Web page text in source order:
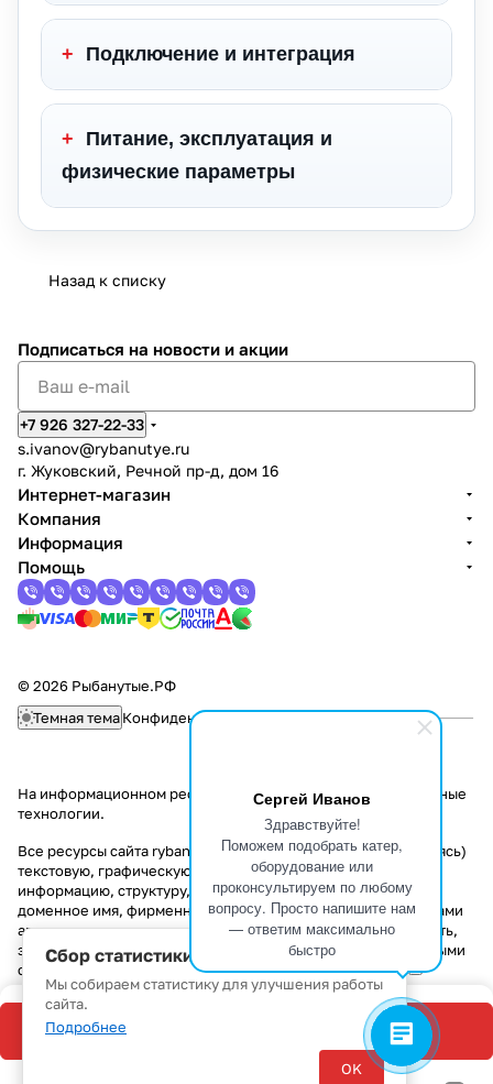
Сергей Иванов
Здравствуйте!
Поможем подобрать катер,
оборудование или
проконсультируем по любому
вопросу. Просто напишите нам
— ответим максимально
быстро
+ Подключение и интеграция
+
Питание, эксплуатация и
физические параметры
Назад к списку
Подписаться на новости и акции
+7 926 327-22-33
s.ivanov@rybanutye.ru
г. Жуковский, Речной пр-д, дом 16
Интернет-магазин
Компания
Информация
Помощь
© 2026 Рыбанутые.РФ
Сбор статистики
Мы собираем статистику для улучшения работы
сайта.
Подробнее
OK
Темная темаКонфиденциальностьОферта
На информационном ресурсе применяютсярекомендательные
технологии.
Все ресурсы сайта rybanutye.ru, включая (но не ограничиваясь)
текстовую, графическую, фотографическую и видео
информацию, структуру, дизайн и оформление страниц,
доменное имя, фирменное наименование являются объектами
авторского права и прав на интеллектуальную собственность,
защищены российским законодательством и международными
соглашениями об охране авторских прав.Читать далее